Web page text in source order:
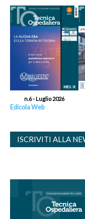
n.6 - Luglio 2026
Edicola Web
ISCRIVITI ALLA